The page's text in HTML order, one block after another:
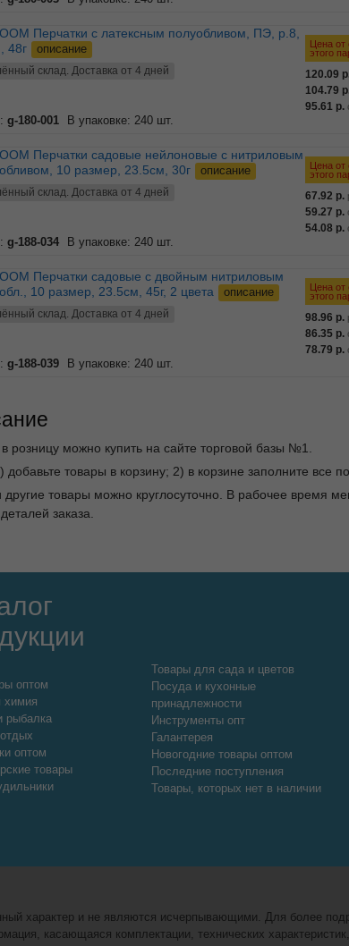
48г
описание
склад. Доставка от 4 дней
g-180-001 В упаковке: 240 шт.
Цена
этого
120.09
104.79
95.61 р.
10 размер, 23.5см, 30г
описание
склад. Доставка от 4 дней
g-188-034 В упаковке: 240 шт.
Цена
этого
67.92 р.
59.27 р.
54.08 р.
10 размер, 23.5см, 45г, 2 цвета
описание
склад. Доставка от 4 дней
g-188-039 В упаковке: 240 шт.
Цена
этого
98.96 р.
86.35 р.
78.79 р.
розницу можно купить на сайте торговой базы №1.
добавьте товары в корзину; 2) в корзине заполните все
другие товары можно круглосуточно. В рабочее время
заказа.
оптом
химия
рыбалка
оптом
товары
Товары для сада и цветов
Посуда и кухонные
принадлежности
Инструменты опт
Галантерея
Новогодние товары оптом
Последние поступления
Товары, которых нет в наличии
характер и не являются исчерпывающими. Для более
касающаяся комплектации, технических